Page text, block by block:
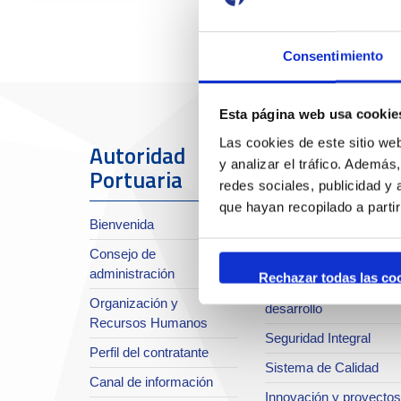
Consentimiento
Esta página web usa
Las cookies de este sitio
y analizar el tráfico.
redes sociales, publicidad y
que hayan recopilado a
Rechazar todas las
Autoridad
Portuaria
Bienvenida
Consejo de
administración
Organización y
Recursos Humanos
Perfil del contratante
Canal de información
El Puerto
Sobre el Port
Infraestructuras en
desarrollo
Seguridad Integral
Sistema de Calidad
Innovación y proyectos